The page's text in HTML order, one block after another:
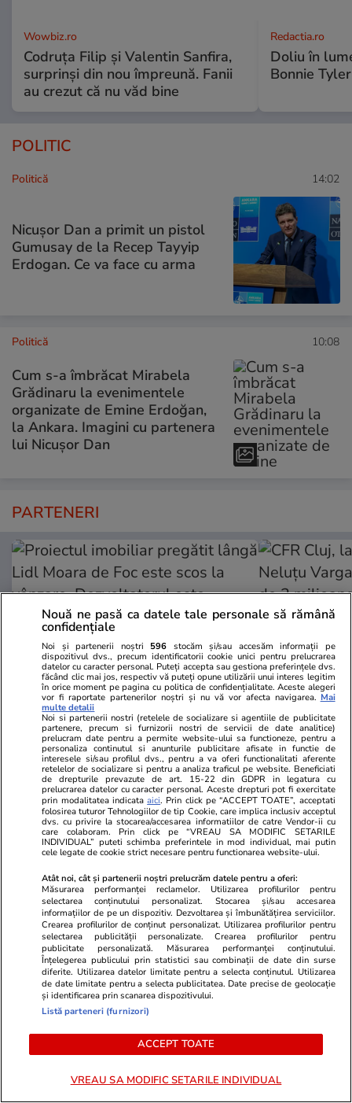
Wowbiz.ro
Codruța Filip și Valentin Sanfira,
surprinși din nou împreună. Fanii
au crezut că nu văd bine
Redactia.ro
Doliu în
Bonnie Tyler
POLITIC
Politică 14:02
Nicușor Dan a primit un pistol
Gumusay de la Recep Tayyip
Erdogan. Ce va face cu arma
Politică 10:08
Cum s-a îmbrăcat Mirabela
Grădinaru la evenimentele
organizate de Emine Erdoğan,
la Ankara. Imagini cu partenera
lui Nicușor Dan
PARTENERI
ZiaruldeIasi.ro
Proiectul imobiliar pregătit lângă
Lidl Moara de Foc este scos la
vânzare. Dezvoltatorul este
asociat în piață cu un alt proiect
de anvergură
Fanatik.ro
CFR Cluj, la
Neluțu
de 2
maximum o
ULTIMELE ȘTIRI
Muzică și Filme 16:28
Filmul cu Kevin Spacey, demn de un Oscar, pe
care Netflix nu vrea să-l vezi
Lifestyle
5 rețete delicioase de frappe și cafea cu
gheață pe care trebuie să le încerci vara asta
Nouă ne pasă ca datele tale personale să rămână
confidențiale
Noi și partenerii noștri 596 stocăm și/sau accesăm informații pe
dispozitivul dvs., precum identificatorii cookie unici pentru prelucrarea
datelor cu caracter personal. Puteți accepta sau gestiona preferințele dvs.
făcând clic mai jos, respectiv vă puteți opune utilizării unui interes legitim
în orice moment pe pagina cu politica de confidențialitate. Aceste alegeri
vor fi raportate partenerilor noștri și nu vă vor afecta navigarea. Mai
multe detalii
Noi si partenerii nostri (retelele de socializare si agentiile de publicitate
partenere, precum si furnizorii nostri de servicii de date analitice)
prelucram date pentru a permite website-ului sa functioneze, pentru a
personaliza continutul si anunturile publicitare afisate in functie de
interesele si/sau profilul dvs., pentru a va oferi functionalitati aferente
retelelor de socializare si pentru a analiza traficul pe website. Beneficiati
de drepturile prevazute de art. 15-22 din GDPR in legatura cu
prelucrarea datelor cu caracter personal. Aceste drepturi pot fi exercitate
prin modalitatea indicataaici. Prin click pe “ACCEPT TOATE”, acceptati
folosirea tuturor Tehnologiilor de tip Cookie, care implica inclusiv acceptul
dvs. cu privire la stocarea/accesarea informatiilor de catre Vendor-ii cu
care colaboram. Prin click pe “VREAU SA MODIFIC SETARILE
INDIVIDUAL” puteti schimba preferintele in mod individual, mai putin
cele legate de cookie strict necesare pentru functionarea website-ului.
Atât noi, cât și partenerii noștri prelucrăm datele pentru a oferi:
Măsurarea performanței reclamelor. Utilizarea profilurilor pentru
selectarea conținutului personalizat. Stocarea și/sau accesarea
informațiilor de pe un dispozitiv. Dezvoltarea și îmbunătățirea serviciilor.
Crearea profilurilor de conținut personalizat. Utilizarea profilurilor pentru
selectarea publicității personalizate. Crearea profilurilor pentru
publicitate personalizată. Măsurarea performanței conținutului.
Înțelegerea publicului prin statistici sau combinații de date din surse
diferite. Utilizarea datelor limitate pentru a selecta conținutul. Utilizarea
de date limitate pentru a selecta publicitatea. Date precise de geolocație
și identificarea prin scanarea dispozitivului.
Listă parteneri (furnizori)
ACCEPT TOATE
VREAU SA MODIFIC SETARILE INDIVIDUAL